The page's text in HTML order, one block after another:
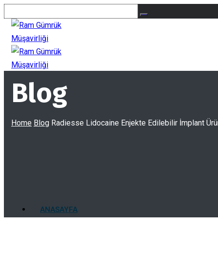
ANASAYFA
Blog
Home Blog Radiesse Lidocaine Enjekte Edilebilir İmplant